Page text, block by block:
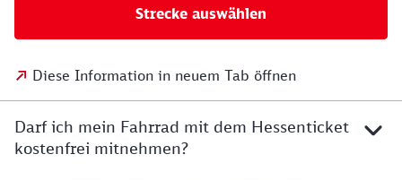
Strecke auswählen
Diese Information in neuem Tab öffnen
Darf ich mein Fahrrad mit dem Hessenticket
kostenfrei mitnehmen?